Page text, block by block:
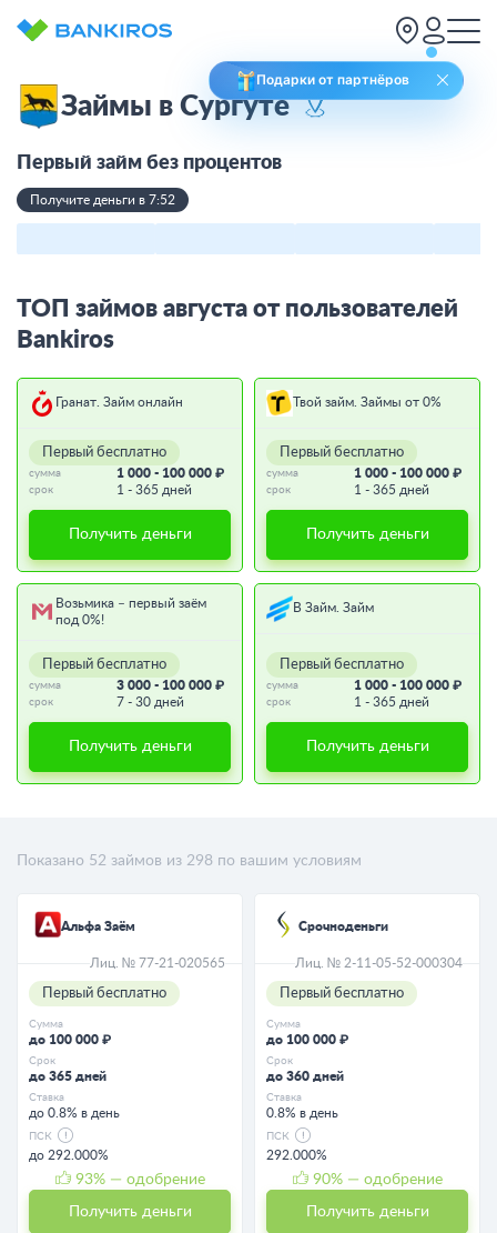
Подарки от партнёров
Займы в Сургуте
Первый займ без процентов
Получите деньги в 7:52
ТОП займов августа от пользователей
Bankiros
Гранат. Займ онлайн
Первый бесплатно
сумма 1 000 - 100 000 ₽
срок 1 - 365 дней
Получить деньги
Твой займ. Займы от 0%
Первый бесплатно
сумма 1 000 - 100 000 ₽
срок 1 - 365 дней
Получить деньги
Возьмика – первый заём
под 0%!
Первый бесплатно
сумма 3 000 - 100 000 ₽
срок 7 - 30 дней
Получить деньги
В Займ. Займ
Первый бесплатно
сумма 1 000 - 100 000 ₽
срок 1 - 365 дней
Получить деньги
Показано 52 займов из 298 по вашим условиям
Альфа Заём
Лиц. № 77-21-020565
Первый бесплатно
Сумма
до 100 000 ₽
Срок
до 365 дней
Ставка
до 0.8% в день
ПСК
до 292.000%
93% — одобрение
Получить деньги
Срочноденьги
Лиц. № 2-11-05-52-000304
Первый бесплатно
Сумма
до 100 000 ₽
Срок
до 360 дней
Ставка
0.8% в день
ПСК
292.000%
90% — одобрение
Получить деньги